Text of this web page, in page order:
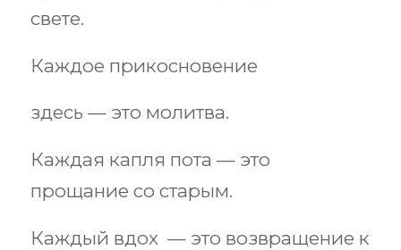
свете.
Каждое прикосновение
здесь — это молитва.
Каждая капля пота — это
прощание со старым.
Каждый вдох — это возвращение к